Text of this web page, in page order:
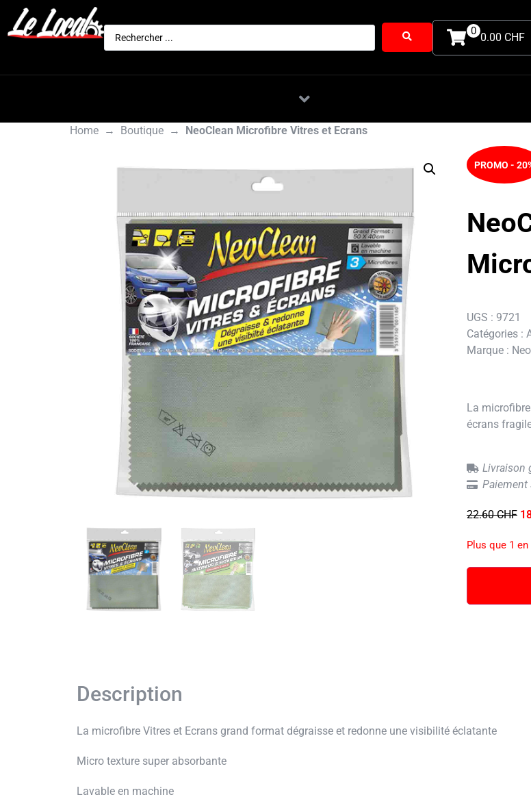
0 0.00 CHF
Home → Boutique → NeoClean Microfibre Vitres et Ecrans
PROMO -
UGS : 9721
Catégories :
Marque :
La
écrans
Livraison
Paiement
22.60CHF
Plus que 1
Description
La microfibre Vitres et Ecrans grand format dégraisse et redonne une visibilité éclatante
Micro texture super absorbante
Lavable en machine